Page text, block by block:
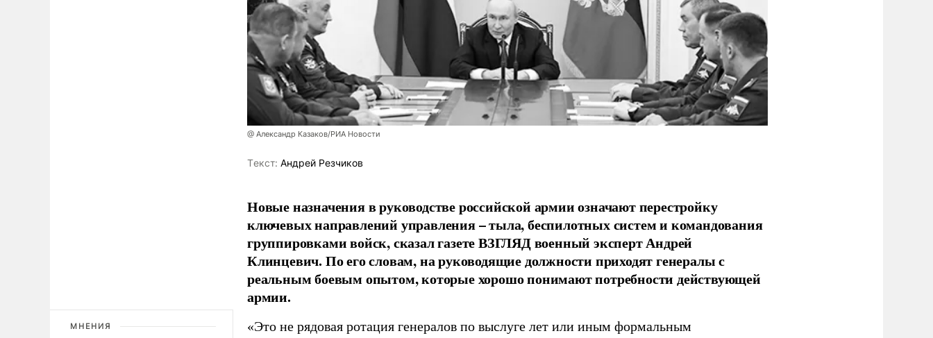
МНЕНИЯ
@ Александр Казаков/РИА Новости
Tекст: Андрей Резчиков
Новые назначения в руководстве российской армии означают перестройку
ключевых направлений управления – тыла, беспилотных систем и командования
группировками войск, сказал газете ВЗГЛЯД военный эксперт Андрей
Клинцевич. По его словам, на руководящие должности приходят генералы с
реальным боевым опытом, которые хорошо понимают потребности действующей
армии.
«Это не рядовая ротация генералов по выслуге лет или иным формальным